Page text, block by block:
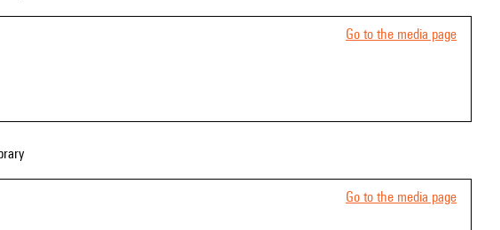
Go to the media page
Go to the media page